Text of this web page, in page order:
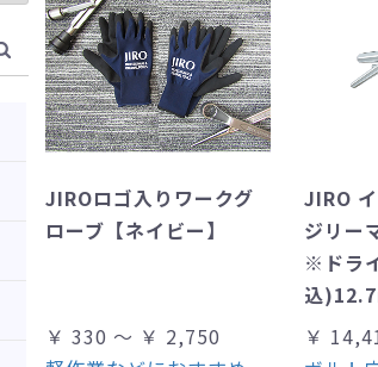
JIROロゴ入りワークグ
ローブ【ネイビー】
￥ 330 ～ ￥ 2,750
JIRO
ジリー
※ドラ
込
￥